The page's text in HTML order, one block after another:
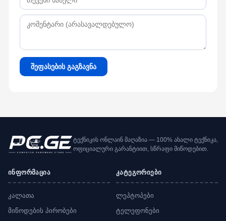
შეფასების გაგზავნა
ტექნიკის ონლაინ მაღაზია — 100% ახალი ტექნიკა,
ოფიციალური გარანტიით, სწრაფი მიწოდებით.
ინფორმაცია
კალათა
მიწოდების პირობები
კატეგორიები
ლეპტოპები
ტელეფონები